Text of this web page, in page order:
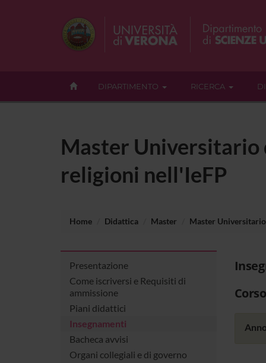
DIPARTIMENTO RICERCA
Master Universitario
religioni nell'IeFP
Home Didattica Master Master
Presentazione
Come iscriversi e Requisiti di
ammissione
Piani didattici
Insegnamenti
Bacheca avvisi
Organi collegiali e di governo